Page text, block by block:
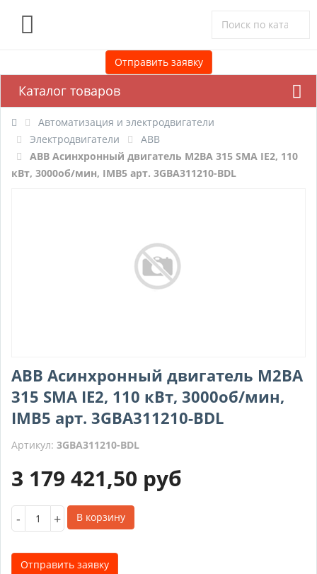
Отправить заявку
Каталог товаров
Автоматизация и электродвигатели
Электродвигатели
ABB
ABB Асинхронный двигатель M2BA 315 SMA IE2, 110
кВт, 3000об/мин, IMB5 арт. 3GBA311210-BDL
ABB Асинхронный двигатель M2BA
315 SMA IE2, 110 кВт, 3000об/мин,
IMB5 арт. 3GBA311210-BDL
Артикул: 3GBA311210-BDL
3 179 421,50 руб
- + В корзину
Отправить заявку